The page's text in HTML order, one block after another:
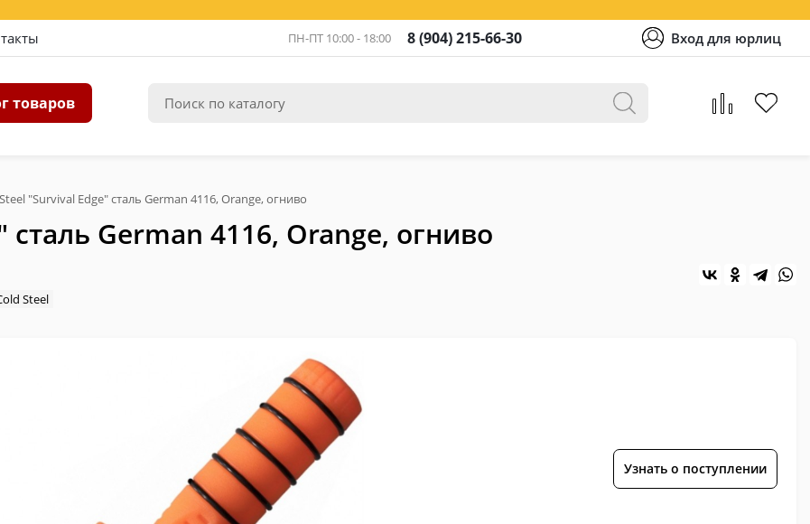
ПН-ПТ 10:00 - 18:00 8 (904) 215-66-30 Вход для юрлиц
товаров
"Survival Edge" сталь German 4116, Orange, огниво
German 4116, Orange, огниво
Steel
Узнать о поступлении